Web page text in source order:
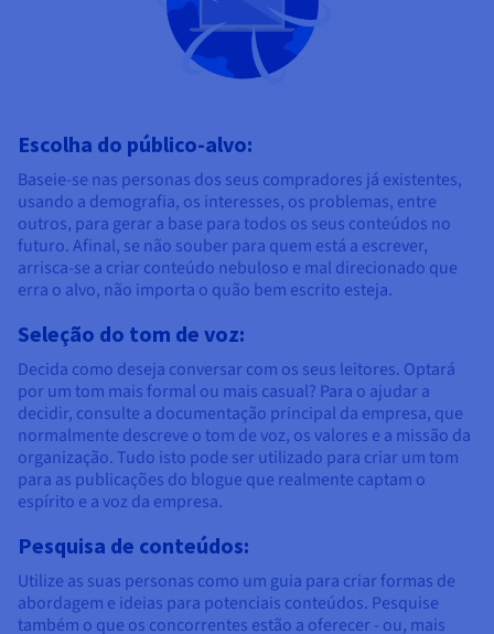
Escolha do público-alvo:
Baseie-se nas personas dos seus compradores já existentes,
usando a demografia, os interesses, os problemas, entre
outros, para gerar a base para todos os seus conteúdos no
futuro. Afinal, se não souber para quem está a escrever,
arrisca-se a criar conteúdo nebuloso e mal direcionado que
erra o alvo, não importa o quão bem escrito esteja.
Seleção do tom de voz:
Decida como deseja conversar com os seus leitores. Optará
por um tom mais formal ou mais casual? Para o ajudar a
decidir, consulte a documentação principal da empresa, que
normalmente descreve o tom de voz, os valores e a missão da
organização. Tudo isto pode ser utilizado para criar um tom
para as publicações do blogue que realmente captam o
espírito e a voz da empresa.
Pesquisa de conteúdos:
Utilize as suas personas como um guia para criar formas de
abordagem e ideias para potenciais conteúdos. Pesquise
também o que os concorrentes estão a oferecer - ou, mais